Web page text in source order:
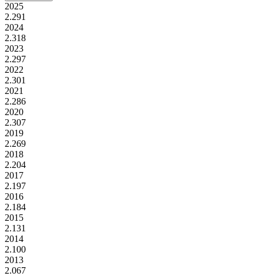
2025
2.291
2024
2.318
2023
2.297
2022
2.301
2021
2.286
2020
2.307
2019
2.269
2018
2.204
2017
2.197
2016
2.184
2015
2.131
2014
2.100
2013
2.067